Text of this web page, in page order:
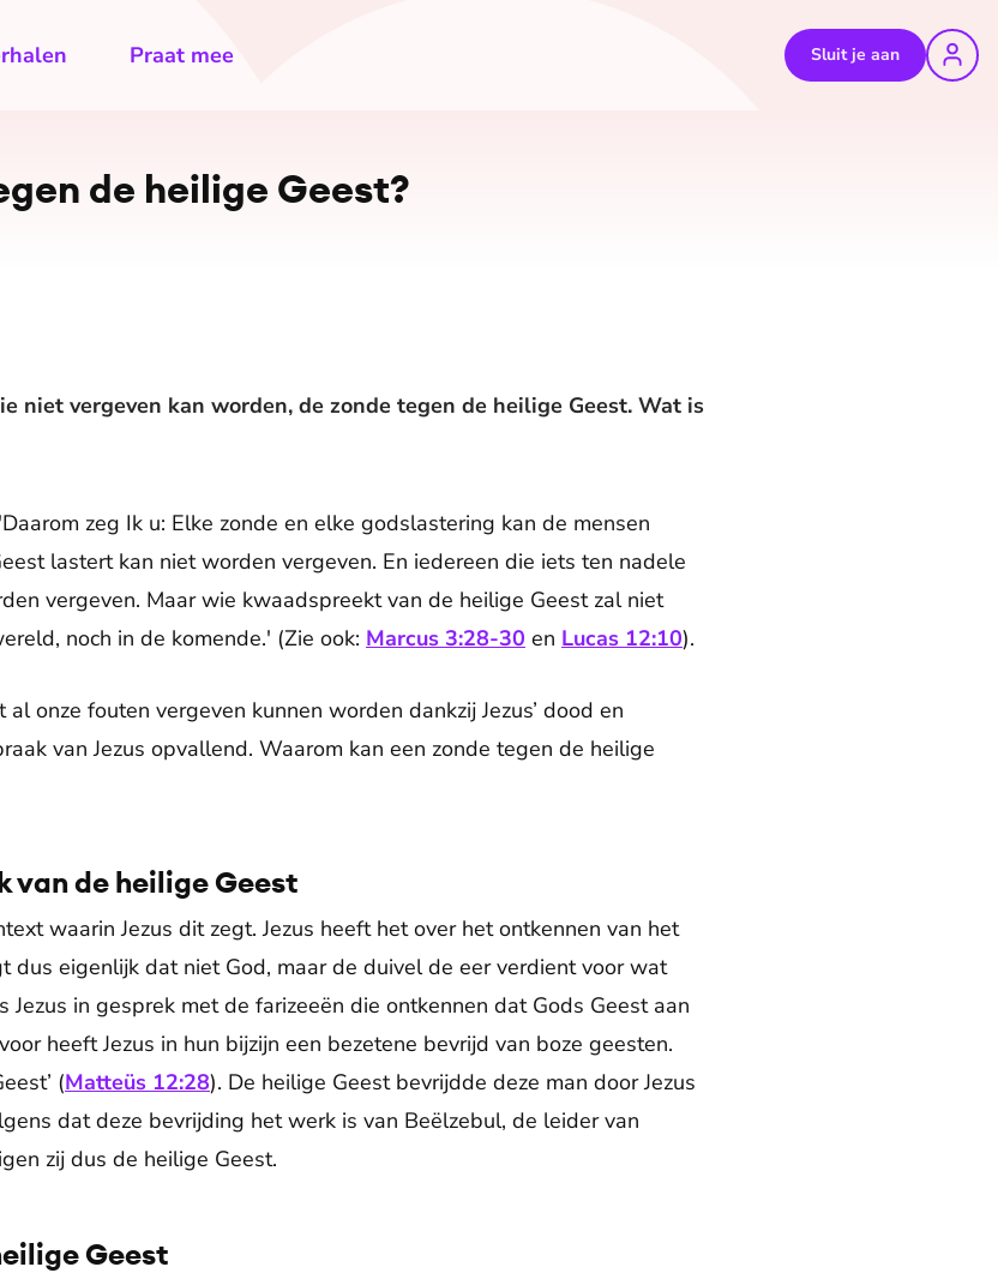
Praat mee Sluit je aan
de heilige Geest?
niet vergeven kan worden, de zonde tegen de heilige Geest. Wat is
zeg Ik u: Elke zonde en elke godslastering kan de mensen
lastert kan niet worden vergeven. En iedereen die iets ten nadele
vergeven. Maar wie kwaadspreekt van de heilige Geest zal niet
noch in de komende.' (Zie ook: Marcus 3:28-30 en Lucas 12:10).
onze fouten vergeven kunnen worden dankzij Jezus’ dood en
van Jezus opvallend. Waarom kan een zonde tegen de heilige
van de heilige Geest
waarin Jezus dit zegt. Jezus heeft het over het ontkennen van het
dus eigenlijk dat niet God, maar de duivel de eer verdient voor wat
Jezus in gesprek met de farizeeën die ontkennen dat Gods Geest aan
heeft Jezus in hun bijzijn een bezetene bevrijd van boze geesten.
(Matteüs 12:28). De heilige Geest bevrijdde deze man door Jezus
dat deze bevrijding het werk is van Beëlzebul, de leider van
zij dus de heilige Geest.
Geest